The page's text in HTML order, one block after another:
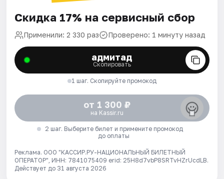
Скидка 17% на сервисный сбор
Применили: 2 330 раз Проверено: 1 минуту назад
адмитад
Скопировать
1 шаг. Скопируйте промокод
от 1 300 ₽
на Kassir.ru
2 шаг. Выберите билет и примените промокод
до оплаты
Реклама. ООО "КАССИР.РУ-НАЦИОНАЛЬНЫЙ БИЛЕТНЫЙ
ОПЕРАТОР", ИНН: 7841075409 erid: 25H8d7vbP8SRTvHZrUcdLB.
Действует до 31 августа 2026